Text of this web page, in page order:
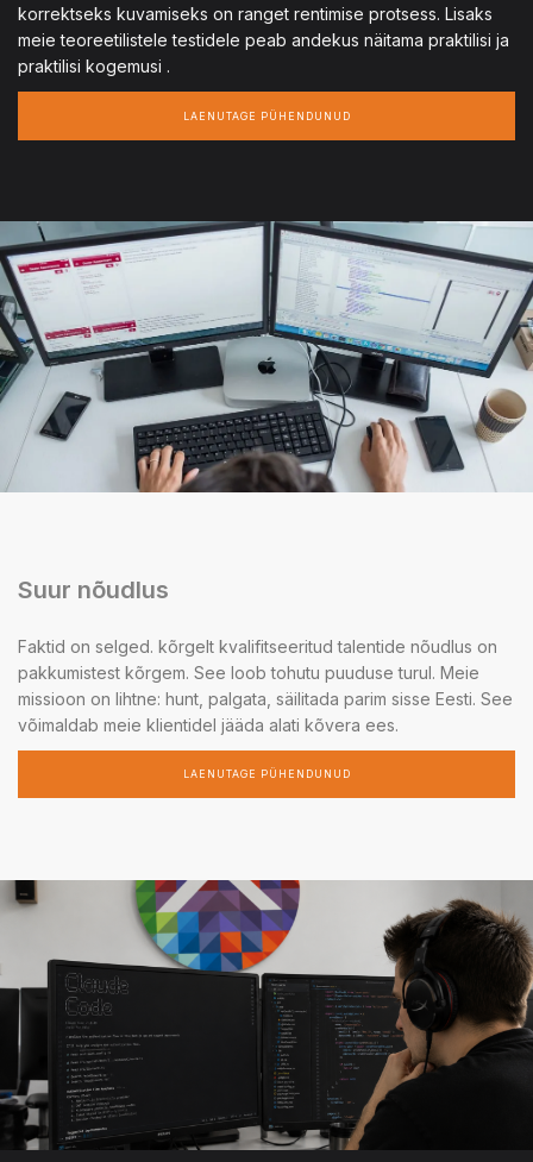
korrektseks kuvamiseks on ranget rentimise protsess. Lisaks
meie teoreetilistele testidele peab andekus näitama praktilisi ja
praktilisi kogemusi .
LAENUTAGE PÜHENDUNUD
Suur nõudlus
Faktid on selged. kõrgelt kvalifitseeritud talentide nõudlus on
pakkumistest kõrgem. See loob tohutu puuduse turul. Meie
missioon on lihtne: hunt, palgata, säilitada parim sisse Eesti. See
võimaldab meie klientidel jääda alati kõvera ees.
LAENUTAGE PÜHENDUNUD